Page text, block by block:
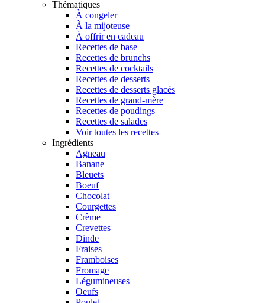
Thématiques
À congeler
À la mijoteuse
À offrir en cadeau
Recettes de base
Recettes de brunchs
Recettes de cocktails
Recettes de desserts
Recettes de desserts glacés
Recettes de grand-mère
Recettes de poudings
Recettes de salades
Voir toutes les recettes
Ingrédients
Agneau
Banane
Bleuets
Boeuf
Chocolat
Courgettes
Crème
Crevettes
Dinde
Fraises
Framboises
Fromage
Légumineuses
Oeufs